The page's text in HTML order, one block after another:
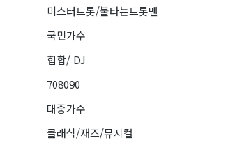
미스터트롯/불타는트롯맨
국민가수
힙합/ DJ
708090
대중가수
클래식/재즈/뮤지컬